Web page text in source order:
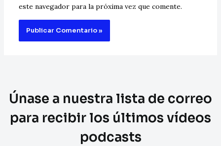
este navegador para la próxima vez que comente.
Únase a nuestra lista de correo
para recibir los últimos vídeos
podcasts